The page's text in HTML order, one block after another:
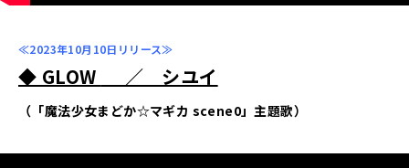
≪2023年10月10日リリース≫
◆ GLOW ／ シユイ
（「魔法少女まどか☆マギカ scene0」主題歌）